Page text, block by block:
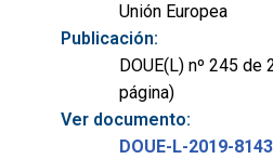
Unión Europea
Publicación:
DOUE(L) nº 245
página)
Ver documento:
DOUE-L-2019-